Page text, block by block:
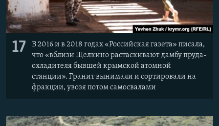
17
В 2016 и в 2018 годах «Российская газета» писала,
что «вблизи Щелкино растаскивают дамбу пруда-
охладителя бывшей крымской атомной
станции». Гранит вынимали и сортировали на
фракции, увозя потом самосвалами